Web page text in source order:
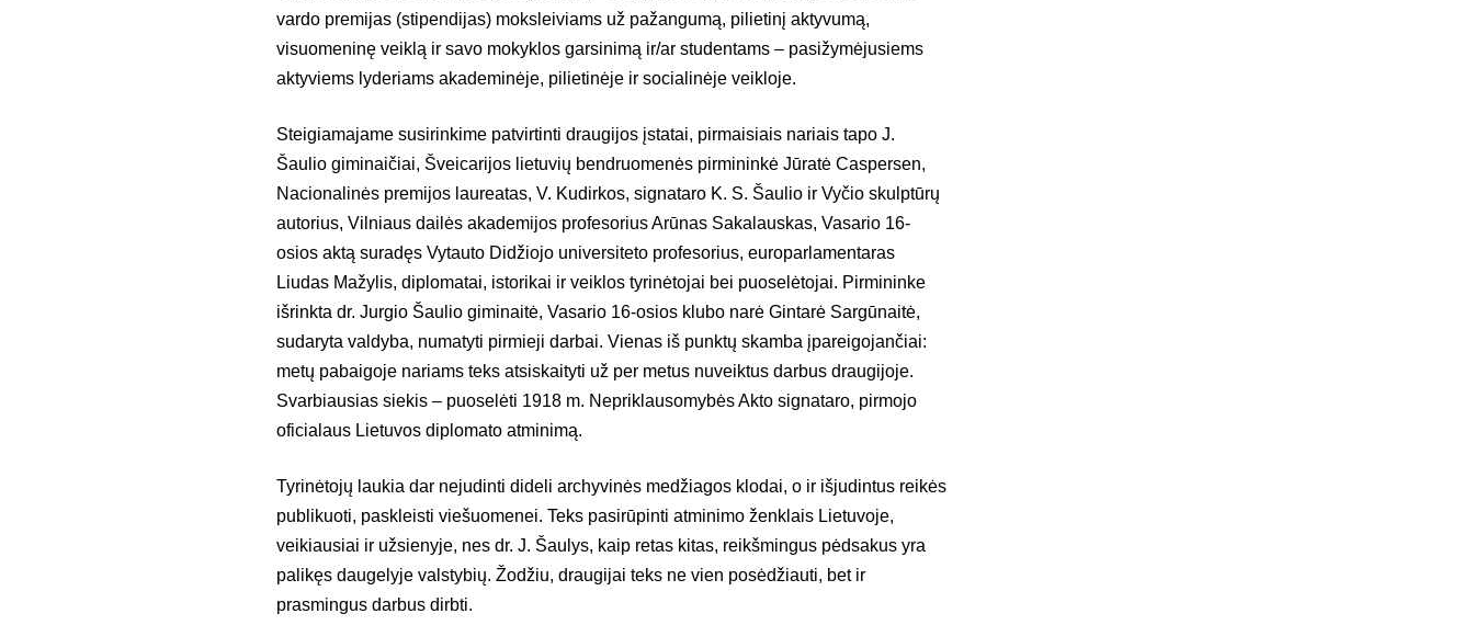
vardo premijas (stipendijas) moksleiviams už pažangumą, pilietinį aktyvumą,
visuomeninę veiklą ir savo mokyklos garsinimą ir/ar studentams – pasižymėjusiems
aktyviems lyderiams akademinėje, pilietinėje ir socialinėje veikloje.
Steigiamajame susirinkime patvirtinti draugijos įstatai, pirmaisiais nariais tapo J.
Šaulio giminaičiai, Šveicarijos lietuvių bendruomenės pirmininkė Jūratė Caspersen,
Nacionalinės premijos laureatas, V. Kudirkos, signataro K. S. Šaulio ir Vyčio skulptūrų
autorius, Vilniaus dailės akademijos profesorius Arūnas Sakalauskas, Vasario 16-
osios aktą suradęs Vytauto Didžiojo universiteto profesorius, europarlamentaras
Liudas Mažylis, diplomatai, istorikai ir veiklos tyrinėtojai bei puoselėtojai. Pirmininke
išrinkta dr. Jurgio Šaulio giminaitė, Vasario 16-osios klubo narė Gintarė Sargūnaitė,
sudaryta valdyba, numatyti pirmieji darbai. Vienas iš punktų skamba įpareigojančiai:
metų pabaigoje nariams teks atsiskaityti už per metus nuveiktus darbus draugijoje.
Svarbiausias siekis – puoselėti 1918 m. Nepriklausomybės Akto signataro, pirmojo
oficialaus Lietuvos diplomato atminimą.
Tyrinėtojų laukia dar nejudinti dideli archyvinės medžiagos klodai, o ir išjudintus reikės
publikuoti, paskleisti viešuomenei. Teks pasirūpinti atminimo ženklais Lietuvoje,
veikiausiai ir užsienyje, nes dr. J. Šaulys, kaip retas kitas, reikšmingus pėdsakus yra
palikęs daugelyje valstybių. Žodžiu, draugijai teks ne vien posėdžiauti, bet ir
prasmingus darbus dirbti.